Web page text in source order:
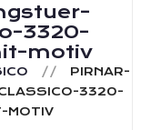
3320-
motiv
PIRNAR-
3320-
MOTIV